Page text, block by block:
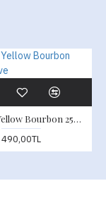
Brezilya Yellow Bourbon 250gr. Kahve
490,00TL